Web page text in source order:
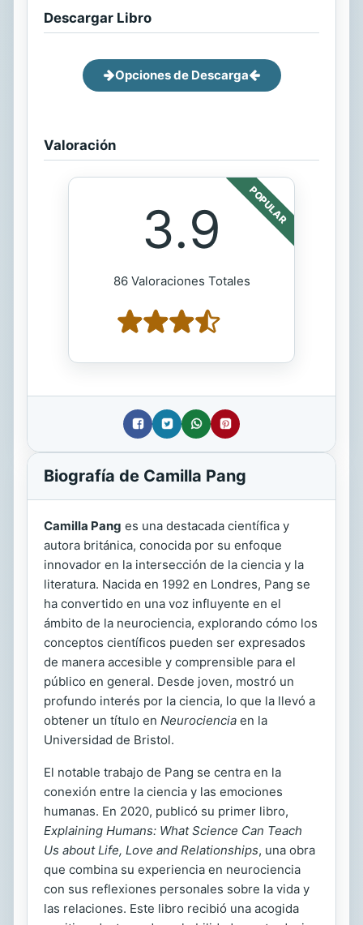
Descargar Libro
Opciones de Descarga
Valoración
POPULAR
3.9
86 Valoraciones Totales
Biografía de Camilla Pang
Camilla Pang es una destacada científica y
autora británica, conocida por su enfoque
innovador en la intersección de la ciencia y la
literatura. Nacida en 1992 en Londres, Pang se
ha convertido en una voz influyente en el
ámbito de la neurociencia, explorando cómo los
conceptos científicos pueden ser expresados
de manera accesible y comprensible para el
público en general. Desde joven, mostró un
profundo interés por la ciencia, lo que la llevó a
obtener un título en Neurociencia en la
Universidad de Bristol.
El notable trabajo de Pang se centra en la
conexión entre la ciencia y las emociones
humanas. En 2020, publicó su primer libro,
Explaining Humans: What Science Can Teach
Us about Life, Love and Relationships, una obra
que combina su experiencia en neurociencia
con sus reflexiones personales sobre la vida y
las relaciones. Este libro recibió una acogida